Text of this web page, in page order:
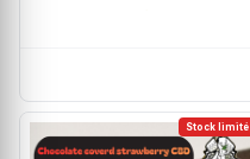
Stock limité